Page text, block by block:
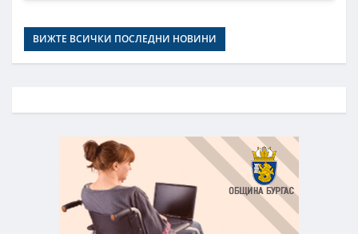
ВИЖТЕ ВСИЧКИ ПОСЛЕДНИ НОВИНИ